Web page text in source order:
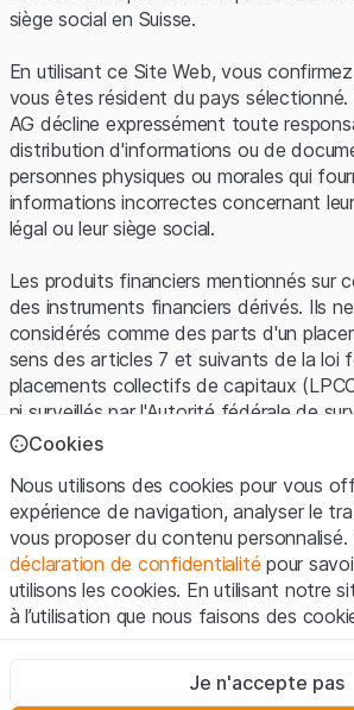
Erreur du serveur.
siège social en Suisse.
En utilisant ce Site Web, vous
vous êtes résident du pays
AG décline expressément toute
distribution d'informations ou de
personnes physiques ou morales qui
informations incorrectes concernant
légal ou leur siège social.
Les produits financiers mentionnés sur
des instruments financiers dérivés. Ils
considérés comme des parts d'un
sens des articles 7 et suivants de la loi
placements collectifs de capitaux
ni surveillés par l'Autorité fédérale de
marchés financiers (FINMA) ni
protection spécifique des investisseurs
Conditions d'utilisation et
En utilisant le Site Web de Leonteq
"Site Web"), vous confirmez que vous
vous acceptez les informations
vous n'acceptez pas les Conditions
vous abstenir d'utiliser ce Site Web.
Cookies
Nous utilisons des cookies pour vous
expérience de navigation, analyser le
vous proposer du contenu
déclaration de confidentialité pour
utilisons les cookies. En utilisant notre
à l’utilisation que nous faisons des
Ces cookies sont nécessaires au bon
Je n'accepte pas